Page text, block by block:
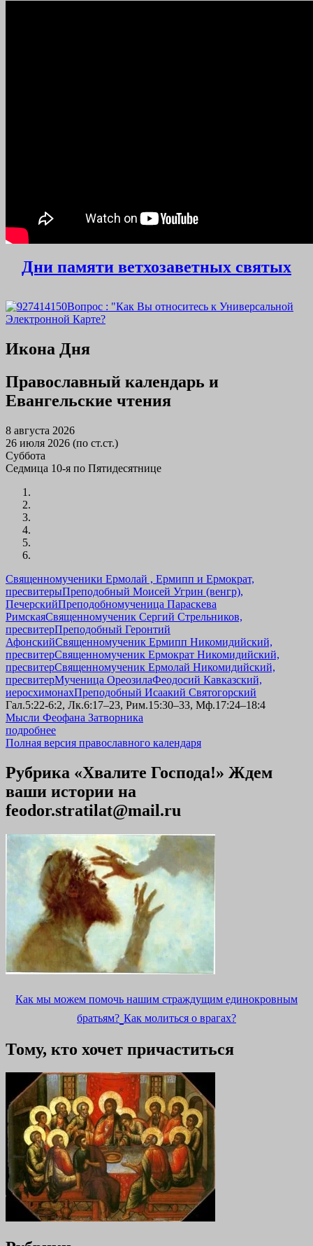
Дни памяти ветхозаветных святых
Вопрос : "Как Вы относитесь к Универсальной
Электронной Карте?
Икона Дня
Православный календарь и
Евангельские чтения
8 августа 2026
26 июля 2026 (по ст.ст.)
Суббота
Седмица 10-я по Пятидесятнице
Священномученики Ермолай , Ермипп и Ермократ,
пресвитерыПреподобный Моисей Угрин (венгр),
ПечерскийПреподобномученица Параскева
РимскаяСвященномученик Сергий Стрельников,
пресвитерПреподобный Геронтий
АфонскийСвященномученик Ермипп Никомидийский,
пресвитерСвященномученик Ермократ Никомидийский,
пресвитерСвященномученик Ермолай Никомидийский,
пресвитерМученица ОреозилаФеодосий Кавказский,
иеросхимонахПреподобный Исаакий Святогорский
Гал.5:22-6:2, Лк.6:17–23, Рим.15:30–33, Мф.17:24–18:4
Мысли Феофана Затворника
подробнее
Полная версия православного календаря
Рубрика «Хвалите Господа!» Ждем
ваши истории на
feodor.stratilat@mail.ru
Как мы можем помочь нашим страждущим единокровным
братьям? Как молиться о врагах?
Тому, кто хочет причаститься